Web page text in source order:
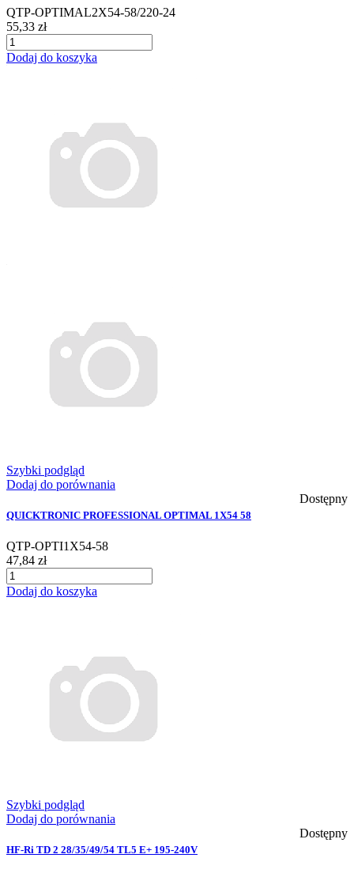
QTP-OPTIMAL2X54-58/220-24
55,33 zł
Dodaj do koszyka
Szybki podgląd
Dodaj do porównania
Dostępny
QUICKTRONIC PROFESSIONAL OPTIMAL 1X54 58
QTP-OPTI1X54-58
47,84 zł
Dodaj do koszyka
Szybki podgląd
Dodaj do porównania
Dostępny
HF-Ri TD 2 28/35/49/54 TL5 E+ 195-240V